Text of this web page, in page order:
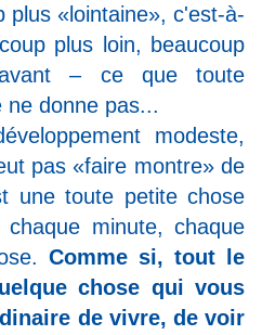
plus «lointaine», c'est-à-
plus loin, beaucoup
– ce que toute
ne donne pas...
modeste,
pas «faire montre» de
une toute petite chose
minute, chaque
Comme si, tout le
chose qui vous
de vivre, de voir